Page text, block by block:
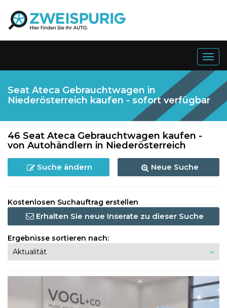
Seat Ateca Gebrauchtwagen in
Niederösterreich kaufen - sofort verfügbar
46 Seat Ateca Gebrauchtwagen kaufen -
von Autohändlern in Niederösterreich
Suche ändern Neue Suche
Kostenlosen Suchauftrag erstellen
Erhalten Sie neue Inserate zu dieser Suche
Ergebnisse sortieren nach: